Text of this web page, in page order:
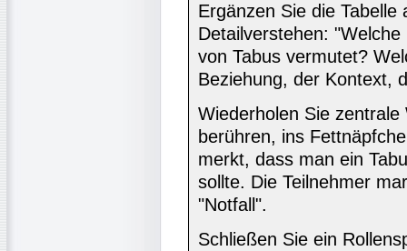
Ergänzen Sie die
Detailverstehen:
von Tabus vermutet?
Beziehung, der Kontext,
Wiederholen Sie
berühren, ins
merkt, dass man ein
sollte. Die Teilnehmer
"Notfall".
Schließen Sie ein